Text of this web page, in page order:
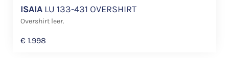
ISAIA LU 133-431 OVERSHIRT
Overshirt leer.
€ 1.998